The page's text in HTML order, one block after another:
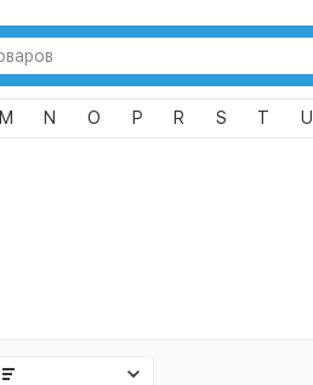
M N O P R S T U